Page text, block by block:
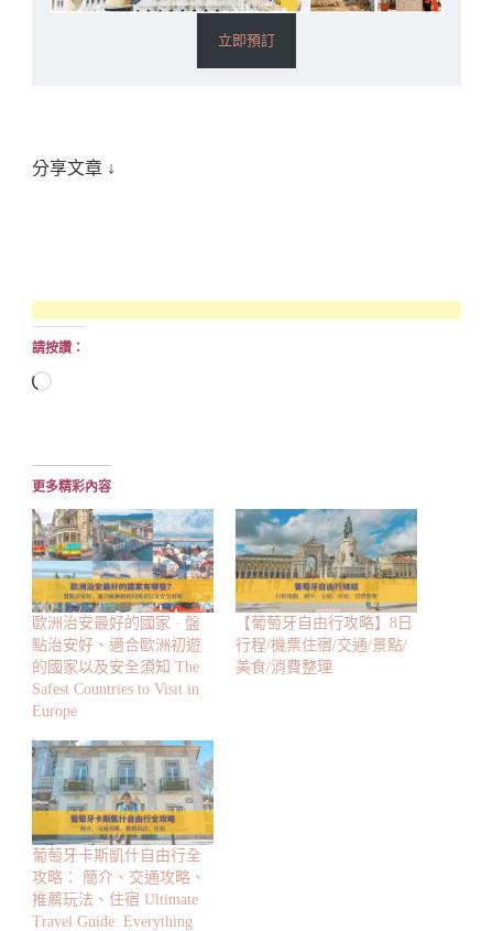
立即預訂
分享文章 ↓
請按讚：
正
入...
更多精彩內容
歐洲治安最好的國家 · 盤
點治安好、適合歐洲初遊
的國家以及安全須知 The
Safest Countries to Visit in
Europe
【葡萄牙自由行攻略】8日
行程/機票住宿/交通/景點/
美食/消費整理
葡萄牙卡斯凱什自由行全
攻略： 簡介、交通攻略、
推薦玩法、住宿 Ultimate
Travel Guide: Everything